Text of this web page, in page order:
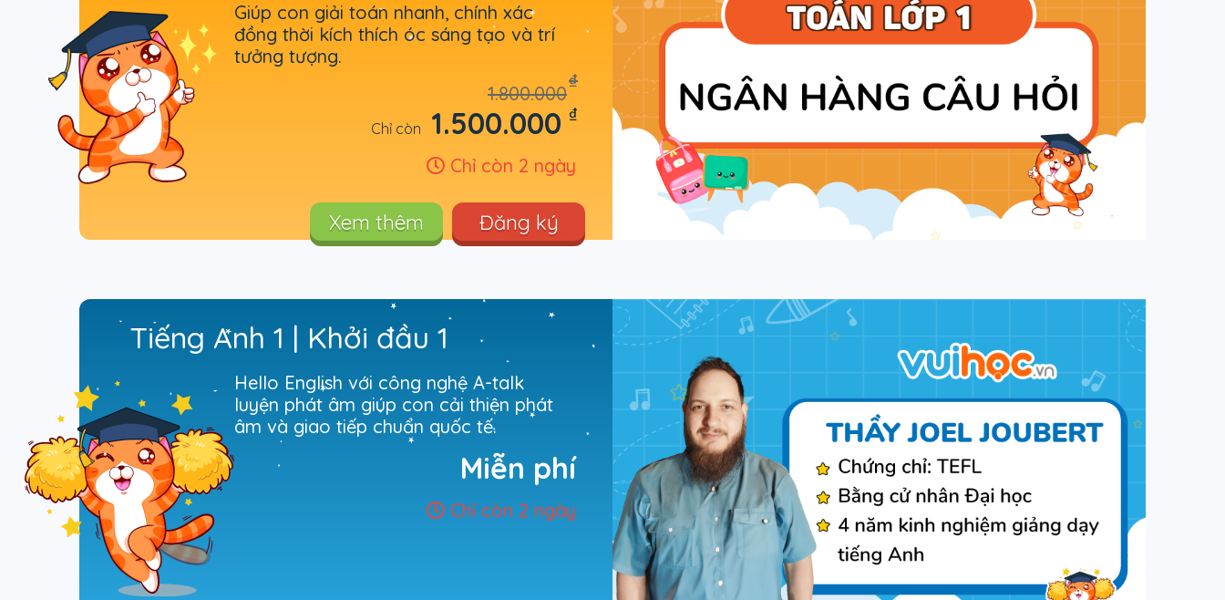
Giúp con giải toán nhanh, chính xác
đồng thời kích thích óc sáng tạo và trí
tưởng tượng.
1.800.000
₫
Chỉ còn 1.500.000 ₫
Chỉ còn 2 ngày
Xem thêm Đăng ký
Tiếng Anh 1 | Khởi đầu 1
Hello English với công nghệ A-talk
luyện phát âm giúp con cải thiện phát
Miễn phí
Chỉ còn 2 ngày